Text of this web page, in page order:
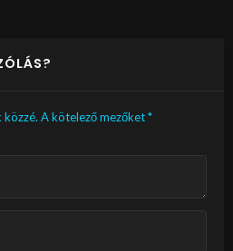
közzé. A kötelező mezőket*